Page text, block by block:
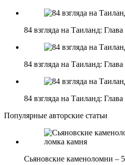
84 взгляда на Таиланд: Глава
84 взгляда на Таиланд: Глава
84 взгляда на Таиланд: Глава
Популярные авторские статьи
Сьяновские каменоломни –